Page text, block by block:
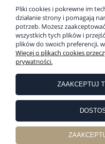
O
Sklep internetowy
Pliki cookies i pokrewne im
działanie strony i pomagają
potrzeb. Możesz
wszystkich tych plików i
plików do swoich preferencji,
Więcej o plikach cookies
prywatności.
ZAAKCEPTUJ